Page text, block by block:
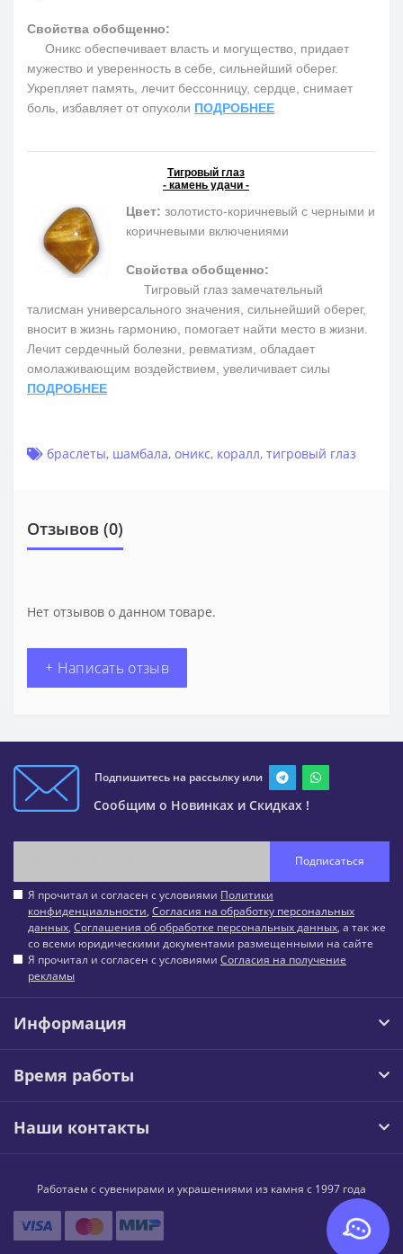
Свойства обобщенно:
Оникс обеспечивает власть и могущество, придает
мужество и уверенность в себе, сильнейший оберег.
Укрепляет память, лечит бессонницу, сердце, снимает
боль, избавляет от опухоли ПОДРОБНЕЕ
Тигровый глаз
- камень удачи -
Цвет: золотисто-коричневый с черными и
коричневыми включениями
Свойства обобщенно:
Тигровый глаз замечательный
талисман универсального значения, сильнейший оберег,
вносит в жизнь гармонию, помогает найти место в жизни.
Лечит сердечный болезни, ревматизм, обладает
омолаживающим воздействием, увеличивает силы
ПОДРОБНЕЕ
браслеты, шамбала, оникс, коралл, тигровый глаз
Отзывов (0)
Нет отзывов о данном товаре.
+ Написать отзыв
Подпишитесь на рассылку или
Сообщим о Новинках и Скидках !
Подписаться
Я прочитал и согласен с условиями Политики
конфиденциальности, Согласия на обработку персональных
данных, Соглашения об обработке персональных данных, а так же
со всеми юридическими документами размещенными на сайте
Я прочитал и согласен с условиями Согласия на получение
рекламы
Информация
Время работы
Наши контакты
Работаем с сувенирами и украшениями из камня с 1997 года